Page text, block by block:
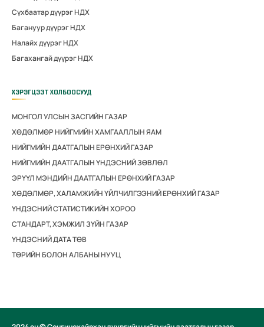
Сүхбаатар дүүрэг НДХ
Багануур дүүрэг НДХ
Налайх дүүрэг НДХ
Багахангай дүүрэг НДХ
ХЭРЭГЦЭЭТ ХОЛБООСУУД
МОНГОЛ УЛСЫН ЗАСГИЙН ГАЗАР
ХӨДӨЛМӨР НИЙГМИЙН ХАМГААЛЛЫН ЯАМ
НИЙГМИЙН ДААТГАЛЫН ЕРӨНХИЙ ГАЗАР
НИЙГМИЙН ДААТГАЛЫН ҮНДЭСНИЙ ЗӨВЛӨЛ
ЭРҮҮЛ МЭНДИЙН ДААТГАЛЫН ЕРӨНХИЙ ГАЗАР
ХӨДӨЛМӨР, ХАЛАМЖИЙН ҮЙЛЧИЛГЭЭНИЙ ЕРӨНХИЙ ГАЗАР
ҮНДЭСНИЙ СТАТИСТИКИЙН ХОРОО
СТАНДАРТ, ХЭМЖИЛ ЗҮЙН ГАЗАР
ҮНДЭСНИЙ ДАТА ТӨВ
ТӨРИЙН БОЛОН АЛБАНЫ НУУЦ